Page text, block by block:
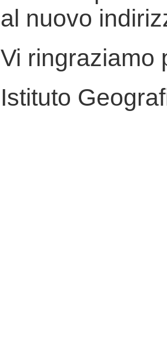
al nuovo
Vi ringraziamo
Istituto